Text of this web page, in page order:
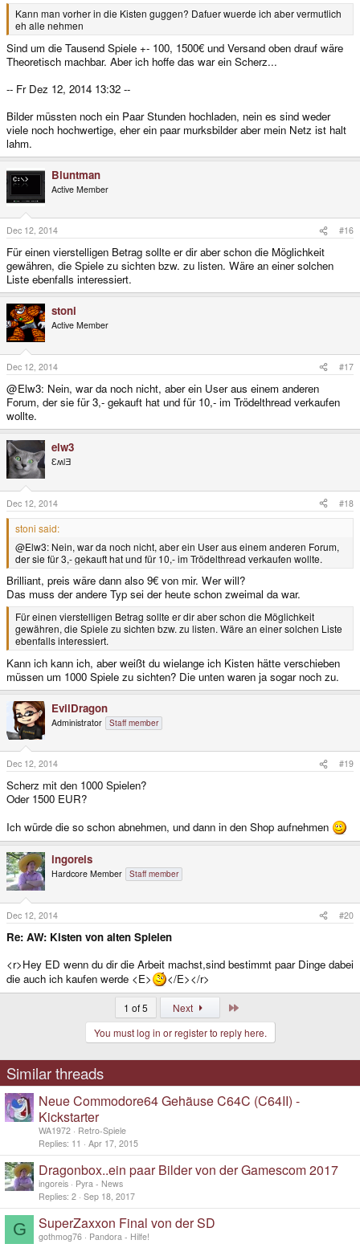
Kann man vorher in die Kisten guggen? Dafuer wuerde ich aber vermutlich
eh alle nehmen
Sind um die Tausend Spiele +- 100, 1500€ und Versand oben drauf wäre
Theoretisch machbar. Aber ich hoffe das war ein Scherz...
-- Fr Dez 12, 2014 13:32 --
Bilder müssten noch ein Paar Stunden hochladen, nein es sind weder
viele noch hochwertige, eher ein paar murksbilder aber mein Netz ist halt
lahm.
Bluntman
Active Member
Dec 12, 2014 #16
Für einen vierstelligen Betrag sollte er dir aber schon die Möglichkeit
gewähren, die Spiele zu sichten bzw. zu listen. Wäre an einer solchen
Liste ebenfalls interessiert.
stoni
Active Member
Dec 12, 2014 #17
@Elw3: Nein, war da noch nicht, aber ein User aus einem anderen
Forum, der sie für 3,- gekauft hat und für 10,- im Trödelthread verkaufen
wollte.
elw3
ƐʍlƎ
Dec 12, 2014 #18
stoni said:
@Elw3: Nein, war da noch nicht, aber ein User aus einem anderen Forum,
der sie für 3,- gekauft hat und für 10,- im Trödelthread verkaufen wollte.
Brilliant, preis wäre dann also 9€ von mir. Wer will?
Das muss der andere Typ sei der heute schon zweimal da war.
Für einen vierstelligen Betrag sollte er dir aber schon die Möglichkeit
gewähren, die Spiele zu sichten bzw. zu listen. Wäre an einer solchen Liste
ebenfalls interessiert.
Kann ich kann ich, aber weißt du wielange ich Kisten hätte verschieben
müssen um 1000 Spiele zu sichten? Die unten waren ja sogar noch zu.
EvilDragon
Administrator Staff member
Dec 12, 2014 #19
Scherz mit den 1000 Spielen?
Oder 1500 EUR?
Ich würde die so schon abnehmen, und dann in den Shop aufnehmen
ingoreis
Hardcore Member Staff member
Dec 12, 2014 #20
Re: AW: Kisten von alten Spielen
<r>Hey ED wenn du dir die Arbeit machst,sind bestimmt paar Dinge dabei
die auch ich kaufen werde <E>
</E></r>
1 of 5 Next
You must log in or register to reply here.
Similar threads
Neue Commodore64 Gehäuse C64C (C64II) -
Kickstarter
WA1972
Retro-Spiele
Replies 11 Apr 17, 2015
Dragonbox..ein paar Bilder von der Gamescom 2017
ingoreis
Pyra - News
Replies 2 Sep 18, 2017
G SuperZaxxon Final von der SD
gothmog76
Pandora - Hilfe!